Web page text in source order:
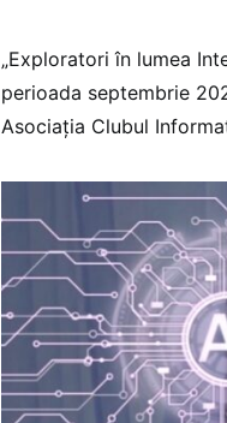
„Exploratori în lumea
perioada septembrie
Asociația Clubul